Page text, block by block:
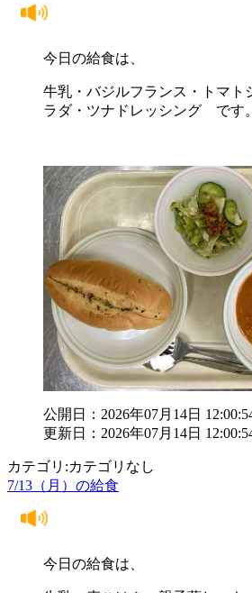
今日の給食は、
牛乳・バジルフランス・トマト
ラダ・ツナドレッシング です。
公開日：2026年07月14日
更新日：2026年07月14日
カテゴリ:カテゴリなし
7/13（月）の給食
今日の給食は、